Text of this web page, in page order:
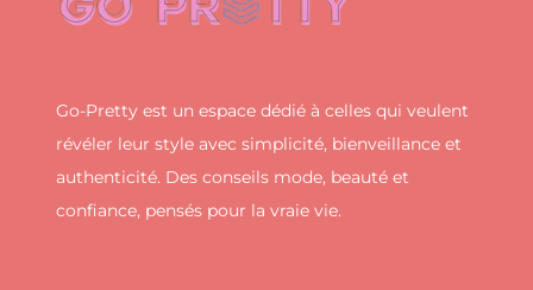
Go-Pretty est un espace dédié à celles qui veulent
révéler leur style avec simplicité, bienveillance et
authenticité. Des conseils mode, beauté et
confiance, pensés pour la vraie vie.